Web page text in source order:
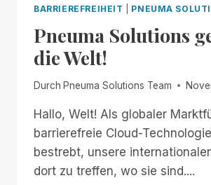
SPECIALISTS
KÜNDIGEN
EINE
STRATEGISCHE
AN,
DIE
DURCH
FORTSCHRITTLICHE
TECHNOLOGIE
BARRIEREFREIHEIT PNEUMA
Pneuma Solutions
die Welt!
Durch Pneuma Solutions Team
Hallo, Welt! Als globaler
barrierefreie Cloud-
bestrebt, unsere
dort zu treffen, wo sie sind....